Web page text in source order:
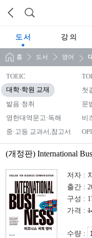
도 서 강 의
홈 도서 영어
TOEIC
대학·학원 교재 첫
발음·청취
문
영한대역문고·독해
비
중·고등 교과서,참고서
(개정판) International
저자 :
출간 :
구성 :
가격 :
수량 :